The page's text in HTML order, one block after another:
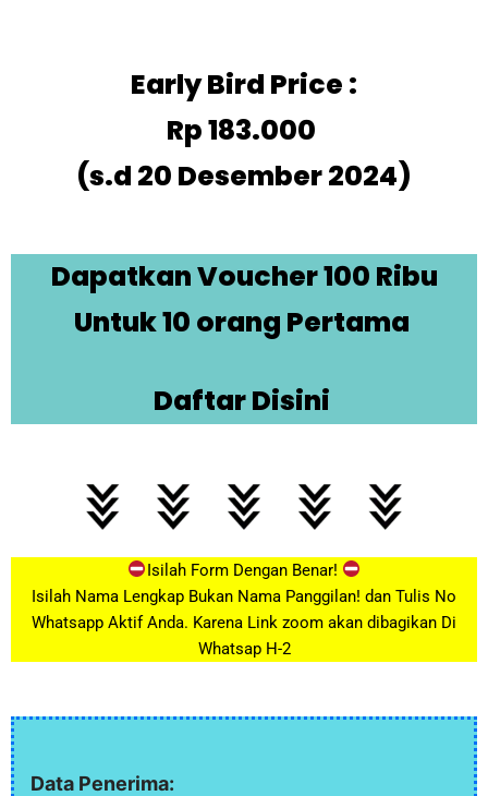
Early Bird Price :
Rp 183.000
(s.d 20 Desember 2024)
Dapatkan Voucher 100 Ribu
Untuk 10 orang Pertama
Daftar Disini
Isilah Form Dengan Benar!
Isilah Nama Lengkap Bukan Nama Panggilan! dan Tulis No
Whatsapp Aktif Anda. Karena Link zoom akan dibagikan Di
Whatsap H-2
Data Penerima: